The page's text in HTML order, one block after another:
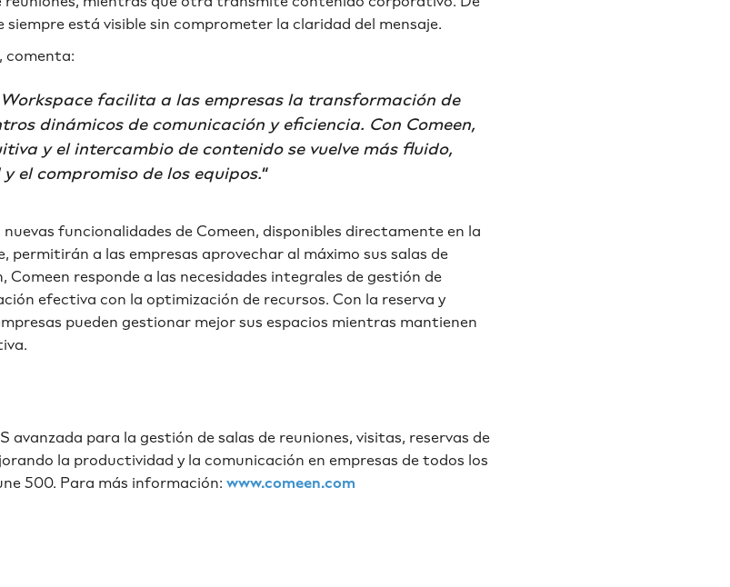
está visible sin comprometer la claridad del mensaje.
comenta:
facilita a las empresas la transformación de
dinámicos de comunicación y eficiencia. Con Comeen,
y el intercambio de contenido se vuelve más fluido,
el compromiso de los equipos."
funcionalidades de Comeen, disponibles directamente en la
permitirán a las empresas aprovechar al máximo sus salas de
Comeen responde a las necesidades integrales de gestión de
efectiva con la optimización de recursos. Con la reserva y
pueden gestionar mejor sus espacios mientras mantienen
avanzada para la gestión de salas de reuniones, visitas, reservas de
la productividad y la comunicación en empresas de todos los
500. Para más información: www.comeen.com